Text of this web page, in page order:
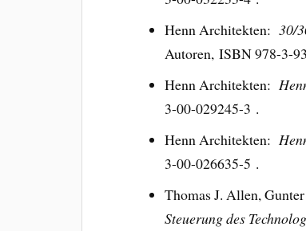
Henn Architekten: 30/
Autoren, ISBN 978-3-
Henn Architekten:
3-00-029245-3 .
Henn Architekten:
3-00-026635-5 .
Thomas J. Allen,
Steuerung des